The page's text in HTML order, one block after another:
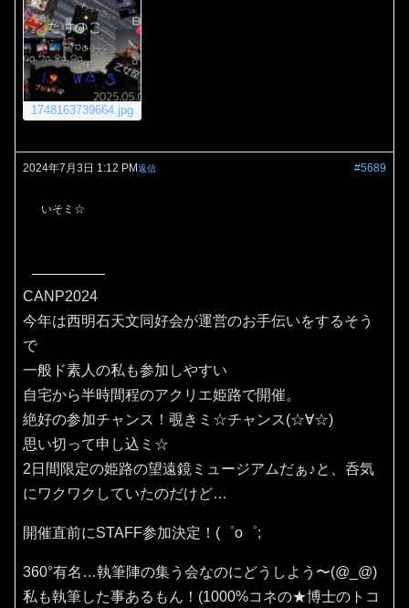
1748163739664.jpg
2024年7月3日 1:12 PM #5689
返信
いそミ☆
CANP2024
今年は西明石天文同好会が運営のお手伝いをするそう
で
一般ド素人の私も参加しやすい
自宅から半時間程のアクリエ姫路で開催。
絶好の参加チャンス！覗きミ☆チャンス(⁠☆⁠∀☆⁠)
思い切って申し込ミ☆
2日間限定の姫路の望遠鏡ミュージアムだぁ♪と、呑気
にワクワクしていたのだけど…
開催直前にSTAFF参加決定！(⁠゜⁠o⁠゜⁠;
360°有名…執筆陣の集う会なのにどうしよう〜(⁠@⁠_⁠@⁠)
私も執筆した事あるもん！(1000%コネの★博士のトコ